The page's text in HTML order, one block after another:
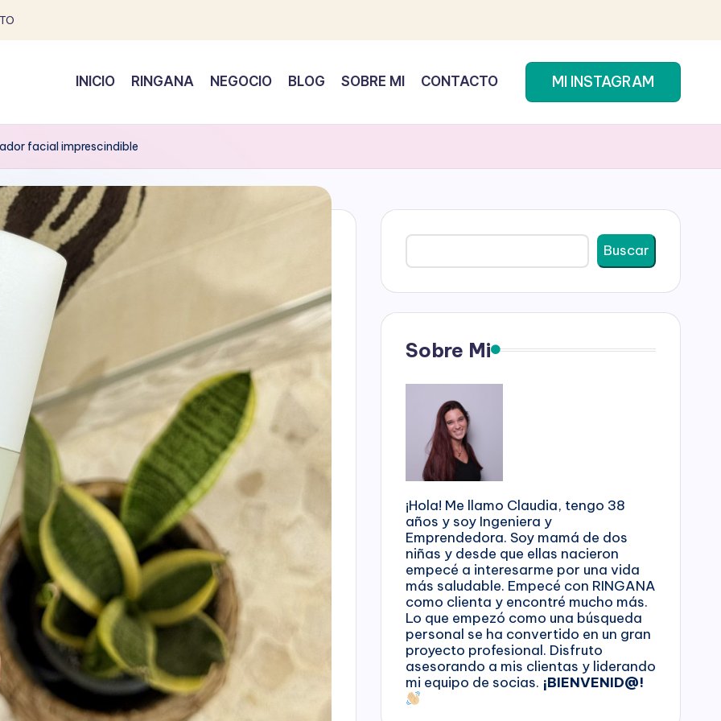
INICIO RINGANA NEGOCIO BLOG SOBRE MI CONTACTO MI INSTAGRAM
facial imprescindible
Buscar
Buscar
Sobre Mi
¡Hola! Me llamo Claudia, tengo 38
años y soy Ingeniera y
Emprendedora. Soy mamá de dos
niñas y desde que ellas nacieron
empecé a interesarme por una vida
más saludable. Empecé con RINGANA
como clienta y encontré mucho más.
Lo que empezó como una búsqueda
personal se ha convertido en un gran
proyecto profesional. Disfruto
asesorando a mis clientas y liderando
mi equipo de socias. ¡BIENVENID@!